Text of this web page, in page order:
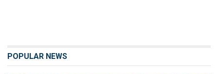
POPULAR NEWS